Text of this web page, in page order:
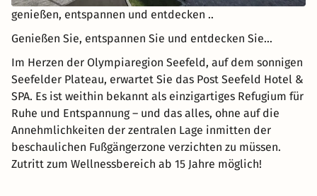
genießen, entspannen und entdecken ..
Genießen Sie, entspannen Sie und entdecken Sie...
Im Herzen der Olympiaregion Seefeld, auf dem sonnigen
Seefelder Plateau, erwartet Sie das Post Seefeld Hotel &
SPA. Es ist weithin bekannt als einzigartiges Refugium für
Ruhe und Entspannung – und das alles, ohne auf die
Annehmlichkeiten der zentralen Lage inmitten der
beschaulichen Fußgängerzone verzichten zu müssen.
Zutritt zum Wellnessbereich ab 15 Jahre möglich!